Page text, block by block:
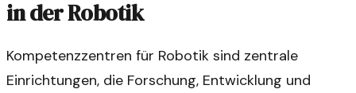
in der Robotik
Kompetenzzentren für Robotik sind zentrale
Einrichtungen, die Forschung, Entwicklung und